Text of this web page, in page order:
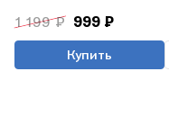
1 199 ₽ 999 ₽
Купить